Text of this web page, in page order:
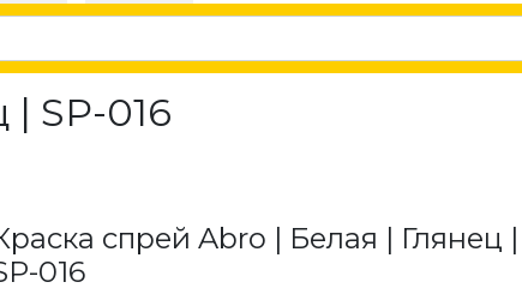
SP-016
спрей Abro | Белая | Глянец |
016